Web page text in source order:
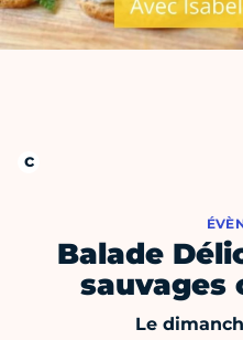
Balade
sauvages
Le